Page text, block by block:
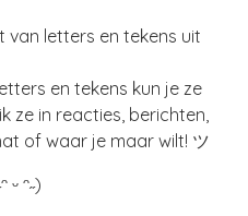
van letters en tekens uit
en tekens kun je ze
ze in reacties, berichten,
of waar je maar wilt! ツ
ᵕ ᵔ˶)